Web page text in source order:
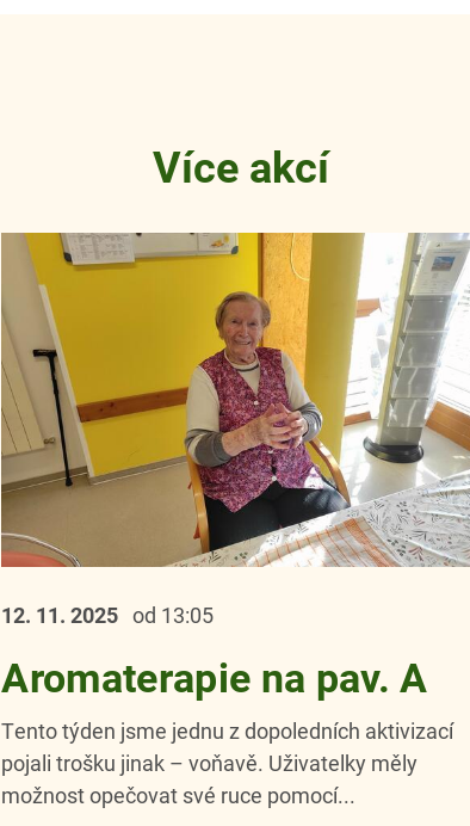
Více akcí
12. 11.2025 od 13:05
Aromaterapie na pav. A
Tento týden jsme jednu z dopoledních aktivizací
pojali trošku jinak – voňavě. Uživatelky měly
možnost opečovat své ruce pomocí...